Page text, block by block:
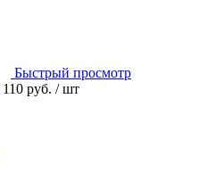
Быстрый просмотр
110 руб. / шт